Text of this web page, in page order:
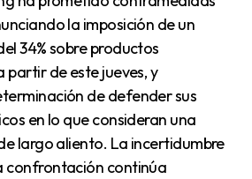
la imposición de un
34% sobre productos
partir de este jueves, y
de defender sus
en lo que consideran una
largo aliento. La incertidumbre
confrontación continúa